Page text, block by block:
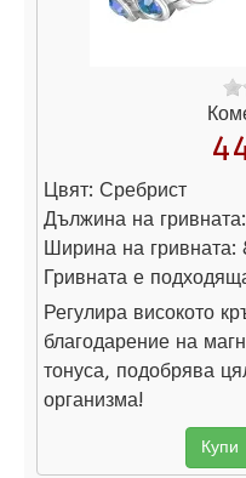
Цвят: Сребрист
Дължина на гривната:
Ширина на гривната:
Гривната е
Регулира високото
благодарение на
тонуса, подобрява
организма!
Купи